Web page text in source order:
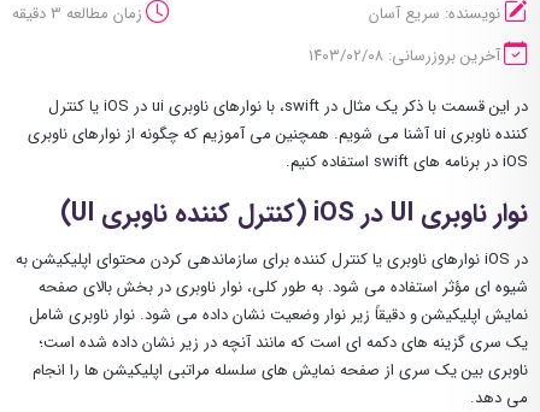
نویسنده: سریع آسان
زمان مطالعه 3 دقیقه
آخرین بروزرسانی: ۱۴۰۳/۰۲/۰۸
در این قسمت با ذکر یک مثال در swift، با نوارهای ناوبری ui در iOS یا کنترل
کننده ناوبری ui آشنا می شویم. همچنین می آموزیم که چگونه از نوارهای ناوبری
iOS در برنامه های swift استفاده کنیم.
نوار ناوبری UI در iOS (کنترل کننده ناوبری UI)
در iOS نوارهای ناوبری یا کنترل کننده برای سازماندهی کردن محتوای اپلیکیشن به
شیوه ای مؤثر استفاده می شود. به طور کلی، نوار ناوبری در بخش بالای صفحه
نمایش اپلیکیشن و دقیقاً زیر نوار وضعیت نشان داده می شود. نوار ناوبری شامل
یک سری گزینه های دکمه ای است که مانند آنچه در زیر نشان داده شده است؛
ناوبری بین یک سری از صفحه نمایش های سلسله مراتبی اپلیکیشن ها را انجام
می دهد.